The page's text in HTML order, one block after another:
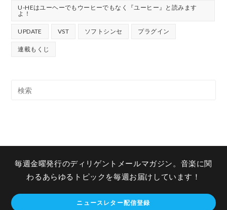
U-HEはユーヘーでもウーヒーでもなく『ユーヒー』と読みます
よ！
UPDATE VST ソフトシンセ プラグイン
連載もくじ
毎週金曜発行のディリゲントメールマガジン。音楽に関
わるあらゆるトピックを毎週お届けしています！
ニュースレター配信登録